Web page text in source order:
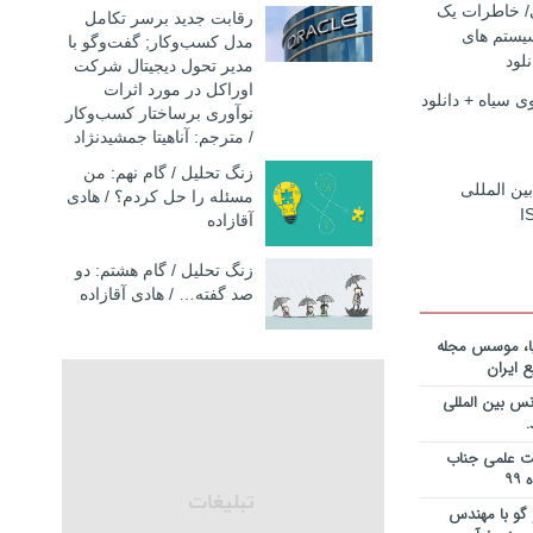
قراردادها
نوبل
قراردادها
نوبل
فایل
قراردادها
نوبل
در
کارخانه
در خصوص
از کجا
فایل
و دکتر
– برنامه
خاطرات یک
های
سیاه + دانلود
المللی
موسس مجله
ایران
بین المللی
علمی جناب
با مهندس
رقابت جدید برسر تکامل
مدل کسب‌و‌کار; گفت‌وگو با
مدیر تحول دیجیتال شرکت
اوراکل در مورد اثرات
نوآوری برساختار کسب‌وکار
/ مترجم: آناهیتا جمشیدنژاد
زنگ تحلیل / گام نهم: من
مسئله را حل کردم؟ / هادی
آقازاده
زنگ تحلیل / گام هشتم: دو
صد گفته… / هادی آقازاده